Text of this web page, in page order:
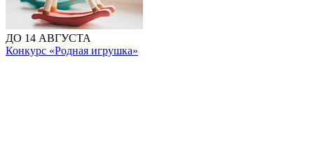
ДО 14 АВГУСТА
Конкурс «Родная игрушка»